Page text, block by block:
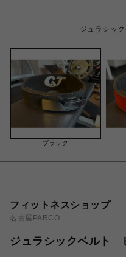
ジュラシッ
ブラック
フィットネスショップ
名古屋PARCO
ジュラシックベルト